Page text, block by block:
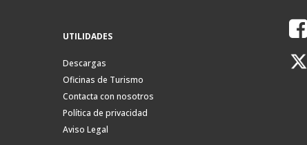
UTILIDADES
Descargas
Oficinas de Turismo
Contacta con nosotros
Política de privacidad
Aviso Legal